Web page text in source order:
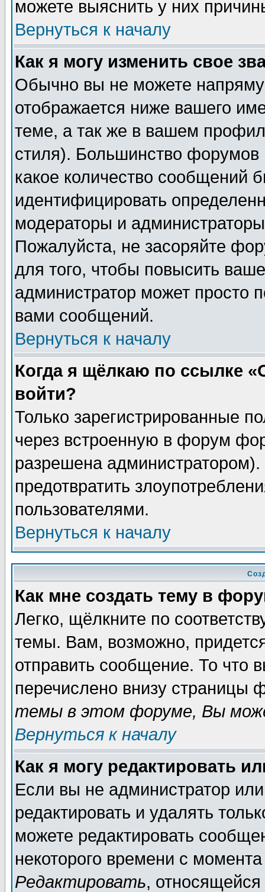
можете выяснить у них
Вернуться к началу
Как я могу изменить свое
Обычно вы не можете
отображается ниже вашего
теме, а так же в вашем
стиля). Большинство форумов
какое количество сообщений
идентифицировать
модераторы и
Пожалуйста, не засоряйте
для того, чтобы повысить
администратор может просто
вами сообщений.
Вернуться к началу
Когда я щёлкаю по ссылке
войти?
Только зарегистрированные
через встроенную в форум
разрешена
предотвратить
пользователями.
Вернуться к началу
Как мне создать тему в
Легко, щёлкните по
темы. Вам, возможно,
отправить сообщение. То что
перечислено внизу страницы
темы в этом форуме, Вы
Вернуться к началу
Как я могу редактировать
Если вы не администратор
редактировать и удалять
можете редактировать
некоторого времени с
Редактировать,